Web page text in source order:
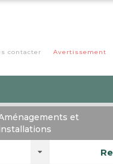
contacter Avertissement
et